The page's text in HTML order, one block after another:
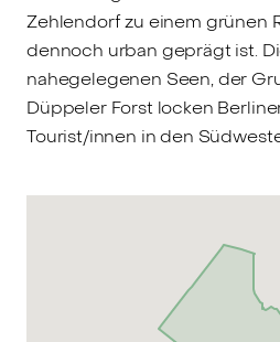
Zehlendorf zu einem grünen
dennoch urban geprägt ist.
nahegelegenen Seen, der
Düppeler Forst locken
Tourist/innen in den